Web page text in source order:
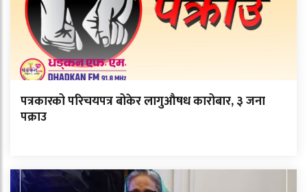
पत्रकारको परिचयपत्र बोकेर लागुऔषध कारोबार, ३ जना
पक्राउ